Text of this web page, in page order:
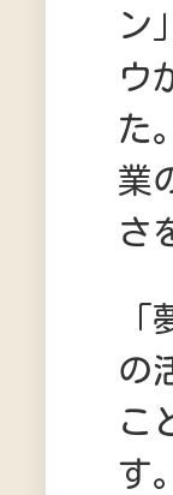
ン
ウ
た
業
さ
の
こ
す